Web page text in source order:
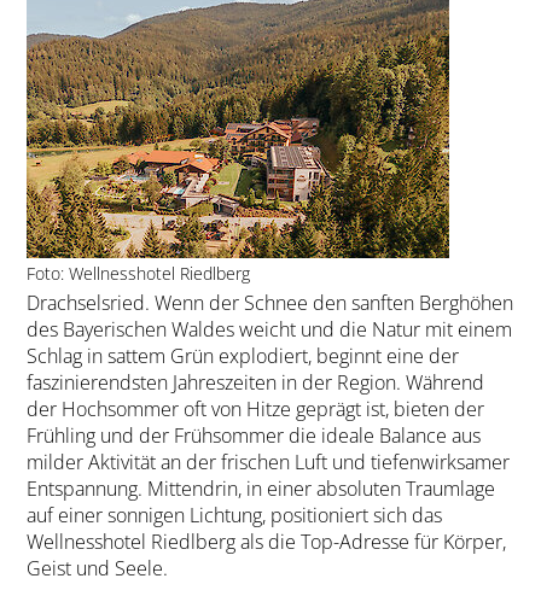
Foto: Wellnesshotel Riedlberg
Drachselsried. Wenn der Schnee den sanften Berghöhen
des Bayerischen Waldes weicht und die Natur mit einem
Schlag in sattem Grün explodiert, beginnt eine der
faszinierendsten Jahreszeiten in der Region. Während
der Hochsommer oft von Hitze geprägt ist, bieten der
Frühling und der Frühsommer die ideale Balance aus
milder Aktivität an der frischen Luft und tiefenwirksamer
Entspannung. Mittendrin, in einer absoluten Traumlage
auf einer sonnigen Lichtung, positioniert sich das
Wellnesshotel Riedlberg als die Top-Adresse für Körper,
Geist und Seele.